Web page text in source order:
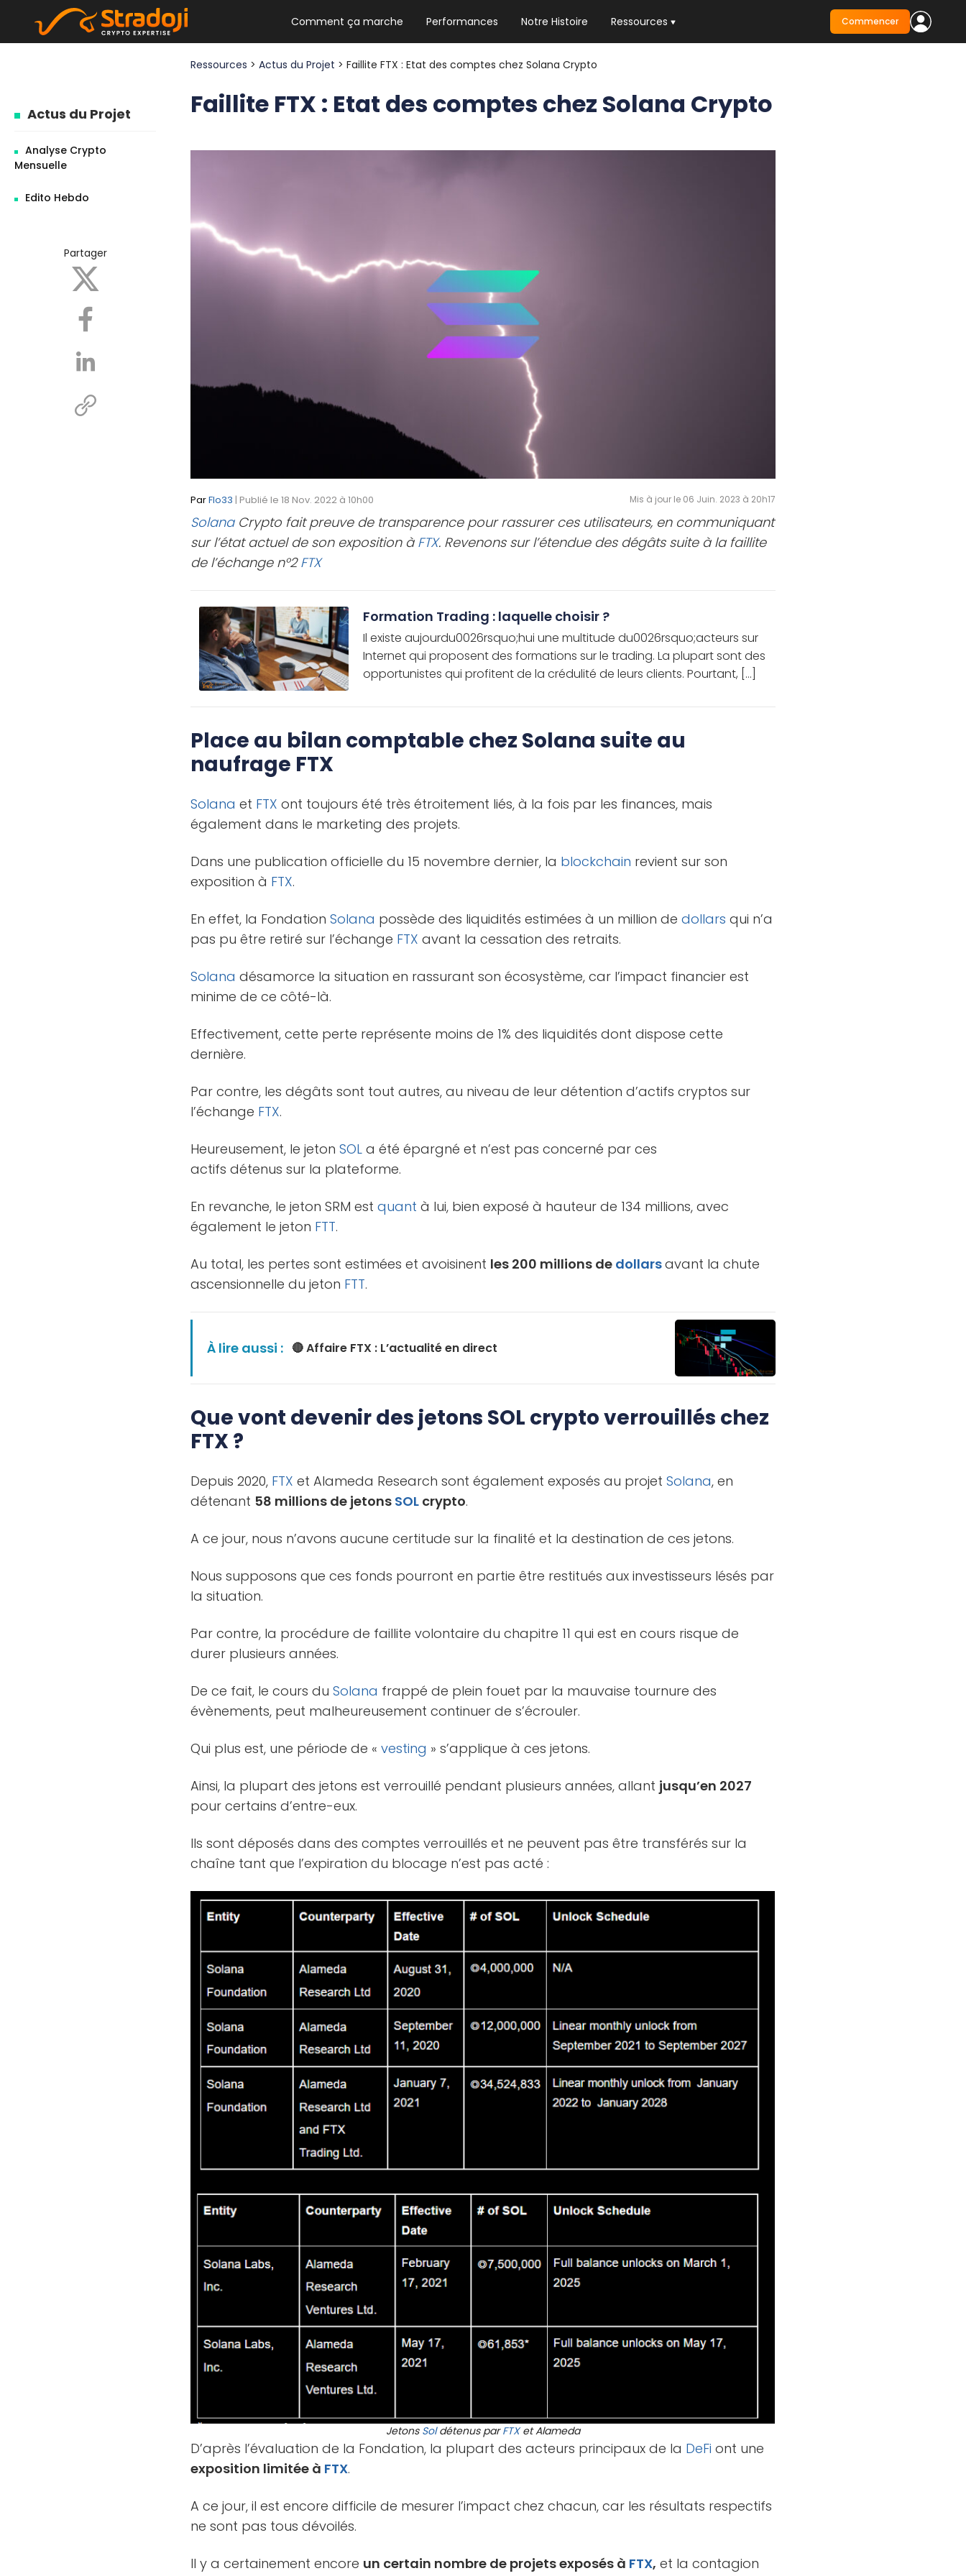
Comment ça marche Performances Notre Histoire Ressources
NEWSLETTER HEBDO
Les news crypto dont vous avez besoin
Le guide ultime pour débuter dans les
Commencer
Actus du Projet
Analyse Crypto
Mensuelle
Edito Hebdo
Partager
Ressources >Actus du Projet > Faillite FTX : Etat des comptes chez Solana Crypto
Faillite FTX : Etat des comptes chez Solana Crypto
ParFlo33 | Publié le 18 Nov. 2022 à 10h00 Mis à jour le 06 Juin. 2023 à 20h17
SolanaCrypto fait preuve de transparence pour rassurer ces utilisateurs, en communiquant
sur l’état actuel de son exposition à FTX. Revenons sur l’étendue des dégâts suite à la faillite
de l’échange n°2FTX
Formation Trading : laquelle choisir ?
Il existe aujourdu0026rsquo;hui une multitude du0026rsquo;acteurs sur
Internet qui proposent des formations sur le trading. La plupart sont des
opportunistes qui profitent de la crédulité de leurs clients. Pourtant, […]
Place au bilan comptable chez Solana suite au
naufrage FTX
Solana et FTX ont toujours été très étroitement liés, à la fois par les finances, mais
également dans le marketing des projets.
Dans une publication officielle du 15 novembre dernier, la blockchain revient sur son
exposition à FTX.
En effet, la FondationSolana possède des liquidités estimées à un million dedollars qui n’a
pas pu être retiré sur l’échange FTX avant la cessation des retraits.
Solana désamorce la situation en rassurant son écosystème, car l’impact financier est
minime de ce côté-là.
Effectivement, cette perte représente moins de 1% des liquidités dont dispose cette
dernière.
Par contre, les dégâts sont tout autres, au niveau de leur détention d’actifs cryptos sur
l’échange FTX.
Heureusement, le jetonSOL a été épargné et n’est pas concerné par ces
actifs détenus sur la plateforme.
En revanche, le jeton SRM estquant à lui, bien exposé à hauteur de 134 millions, avec
également le jeton FTT.
Au total, les pertes sont estimées et avoisinent les 200 millions de dollarsavant la chute
ascensionnelle du jeton FTT.
À lire aussi : 🔴 Affaire FTX : L’actualité en direct
Que vont devenir des jetons SOL crypto verrouillés chez
FTX ?
Depuis 2020, FTX et Alameda Research sont également exposés au projetSolana, en
détenant 58 millions de jetons SOL crypto.
A ce jour, nous n’avons aucune certitude sur la finalité et la destination de ces jetons.
Nous supposons que ces fonds pourront en partie être restitués aux investisseurs lésés par
la situation.
Par contre, la procédure de faillite volontaire du chapitre 11 qui est en cours risque de
durer plusieurs années.
De ce fait, le cours duSolana frappé de plein fouet par la mauvaise tournure des
évènements, peut malheureusement continuer de s’écrouler.
Qui plus est, une période de «vesting » s’applique à ces jetons.
Ainsi, la plupart des jetons est verrouillé pendant plusieurs années, allant jusqu’en 2027
pour certains d’entre-eux.
Ils sont déposés dans des comptes verrouillés et ne peuvent pas être transférés sur la
chaîne tant que l’expiration du blocage n’est pas acté :
Jetons Soldétenus parFTXet Alameda
D’après l’évaluation de la Fondation, la plupart des acteurs principaux de la DeFi ont une
exposition limitée à FTX.
A ce jour, il est encore difficile de mesurer l’impact chez chacun, car les résultats respectifs
ne sont pas tous dévoilés.
Il y a certainement encore un certain nombre de projets exposés à FTX, et la contagion